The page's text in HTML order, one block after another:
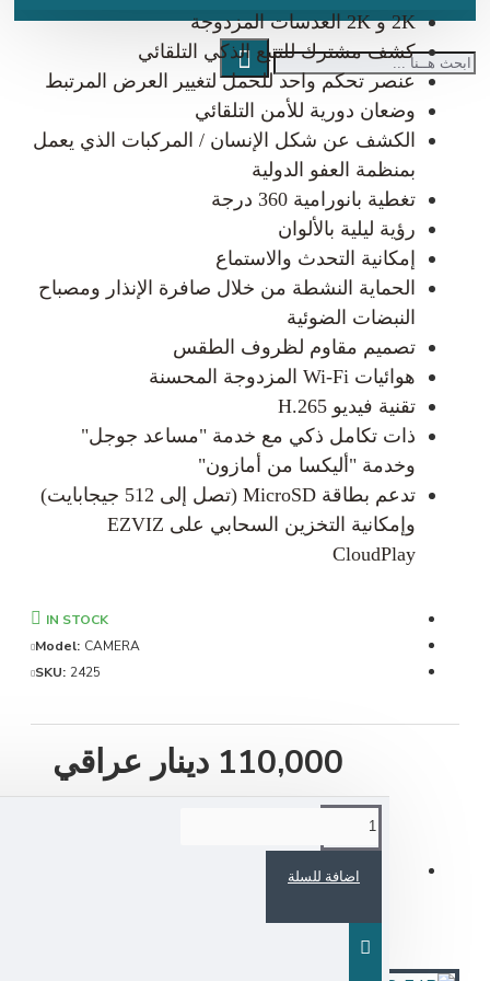
2K و 2K العدسات المزدوجة
كشف مشترك للتتبع الذكي التلقائي
عنصر تحكم واحد للحمل لتغيير العرض المرتبط
وضعان دورية للأمن التلقائي
الكشف عن شكل الإنسان / المركبات الذي يعمل
بمنظمة العفو الدولية
تغطية بانورامية 360 درجة
رؤية ليلية بالألوان
إمكانية التحدث والاستماع
الحماية النشطة من خلال صافرة الإنذار ومصباح
النبضات الضوئية
تصميم مقاوم لظروف الطقس
هوائيات Wi-Fi المزدوجة المحسنة
تقنية فيديو H.265
ذات تكامل ذكي مع خدمة "مساعد جوجل"
وخدمة "أليكسا من أمازون"
تدعم بطاقة MicroSD (تصل إلى 512 جيجابايت)
وإمكانية التخزين السحابي على EZVIZ
CloudPlay
110,000 دينار عراقي
IN STOCK
Model: CAMERA
SKU:
اضافة للسلة